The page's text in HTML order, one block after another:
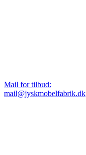
Mail for tilbud:
mail@jyskmobelfabrik.dk